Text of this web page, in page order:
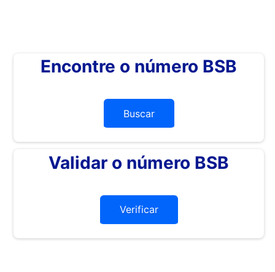
Encontre o número BSB
Buscar
Validar o número BSB
Verificar